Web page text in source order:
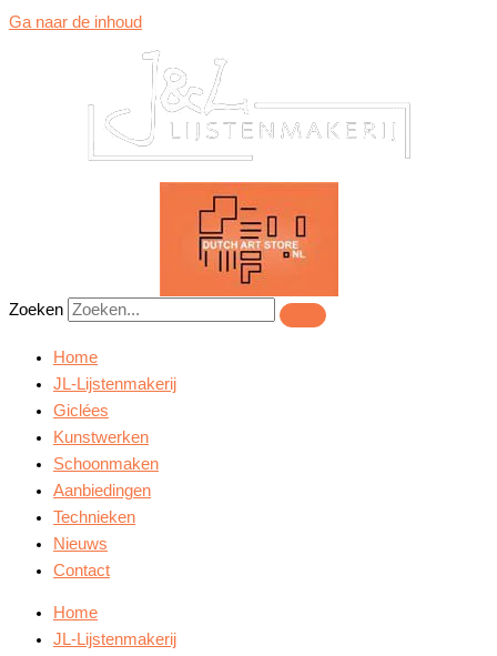
Ga naar de inhoud
Zoeken
Home
JL-Lijstenmakerij
Giclées
Kunstwerken
Schoonmaken
Aanbiedingen
Technieken
Nieuws
Contact
Home
JL-Lijstenmakerij